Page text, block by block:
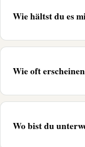
Wie hältst du es
Wie oft
Wo bist du